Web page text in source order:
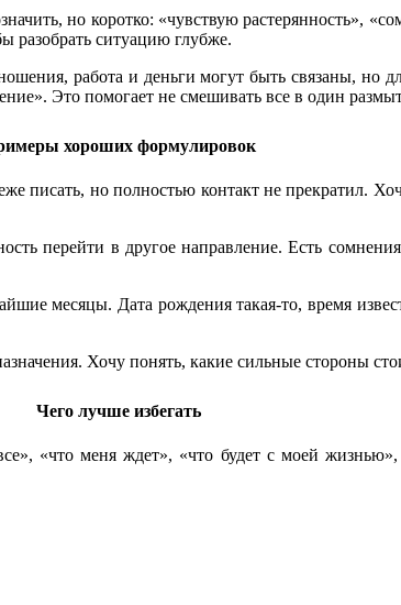
но коротко: «чувствую растерянность»,
разобрать ситуацию глубже.
работа и деньги могут быть связаны, но
Это помогает не смешивать все в один
хороших формулировок
писать, но полностью контакт не прекратил.
перейти в другое направление. Есть
месяцы. Дата рождения такая-то, время
Хочу понять, какие сильные стороны
Чего лучше избегать
«что меня ждет», «что будет с моей